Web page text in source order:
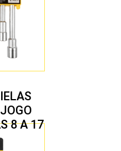
8 A 17